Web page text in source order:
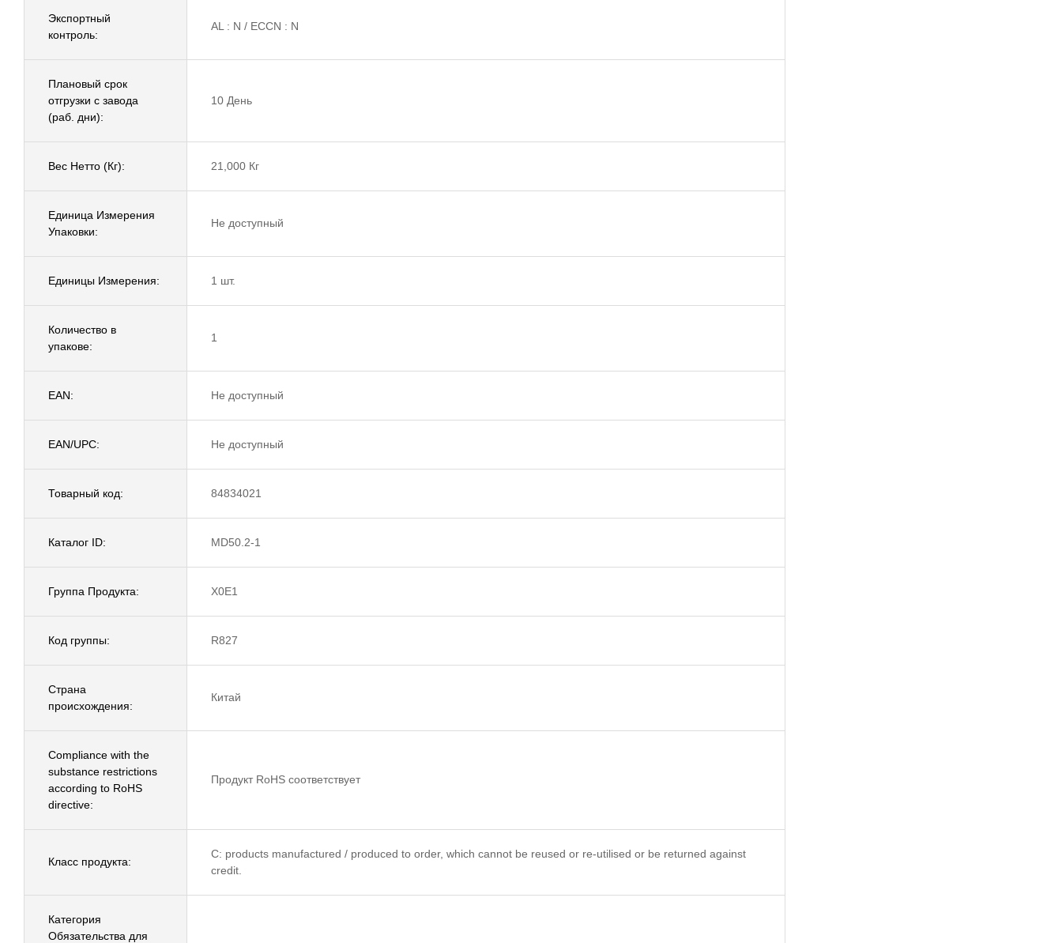
Экспортный
контроль:
AL : N / ECCN : N
Плановый срок
отгрузки с завода
(раб. дни):
10 День
Вес Нетто (Кг): 21,000 Кг
Единица Измерения
Упаковки:
Не доступный
Единицы Измерения: 1 шт.
Количество в
упакове:
1
EAN: Не доступный
EAN/UPC: Не доступный
Товарный код: 84834021
Каталог ID: MD50.2-1
Группа Продукта: X0E1
Код группы: R827
Страна
происхождения:
Китай
Compliance with the
substance restrictions
according to RoHS
directive:
Продукт RoHS соответствует
Класс продукта:
C: products manufactured / produced to order, which cannot be reused or re-utilised or be returned against
credit.
Категория
Обязательства для